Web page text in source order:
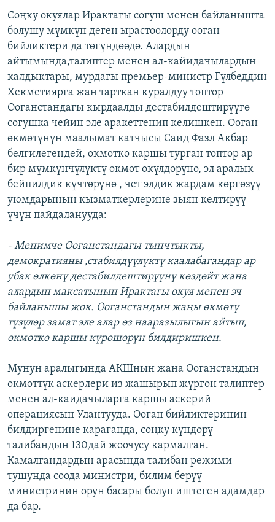
Соңку окуялар Ирактагы согуш менен байланышта
болушу мүмкүн деген ырастоолорду ооган
бийликтери да төгүндөөдө. Алардын
айтымында,талиптер менен ал-кайидачылардын
калдыктары, мурдагы премьер-министр Гүлбеддин
Хекметиярга жан тарткан куралдуу топтор
Ооганстандагы кырдаалды дестабилдештирүүгө
согушка чейин эле аракеттенип келишкен. Ооган
өкмөтүнүн маалымат катчысы Саид Фазл Акбар
белгилегендей, өкмөткө каршы турган топтор ар
бир мүмкүнчүлүктү өкмөт өкүлдөрүнө, эл аралык
бейпилдик күчтөрүнө , чет элдик жардам көргөзүү
уюмдарынын кызматкерлерине зыян келтирүү
үчүн пайдаланууда:
- Менимче Ооганстандагы тынчтыкты,
демократияны ,стабилдүүлүктү каалабагандар ар
убак өлкөнү дестабилдештирүүнү көздөйт жана
алардын максатынын Ирактагы окуя менен эч
байланышы жок. Ооганстандын жаңы өкмөтү
түзүлөр замат эле алар өз нааразылыгын айтып,
өкмөткө каршы күрөшөрүн билдиришкен.
Мунун аралыгында АКШнын жана Ооганстандын
өкмөттүк аскерлери из жашырып жүргөн талиптер
менен ал-каидачыларга каршы аскерий
операциясын Улантууда. Ооган бийликтеринин
билдиргенине караганда, соңку күндөрү
талибандын 130дай жоочусу кармалган.
Камалгандардын арасында талибан режими
тушунда соода министри, билим берүү
министринин орун басары болуп иштеген адамдар
да бар.